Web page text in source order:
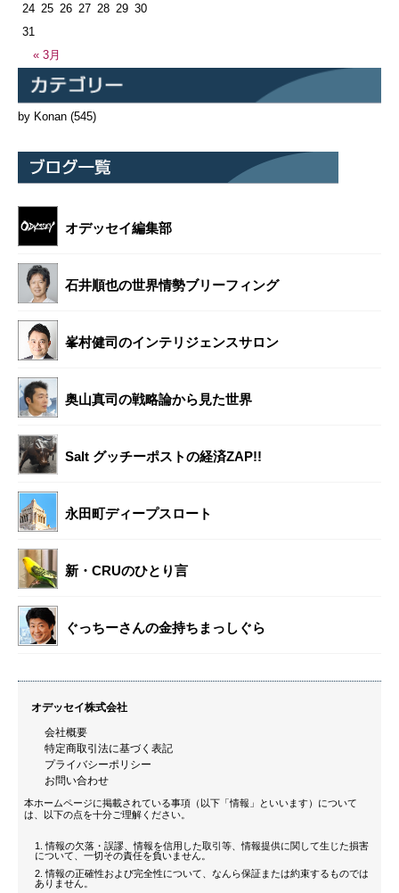
« 3月
24 25 26 27 28 29 30
31
by Konan (545)
オデッセイ編集部
石井順也の世界情勢ブリーフィング
峯村健司のインテリジェンスサロン
奥山真司の戦略論から見た世界
Salt グッチーポストの経済ZAP!!
永田町ディープスロート
新・CRUのひとり言
ぐっちーさんの金持ちまっしぐら
オデッセイ株式会社
会社概要
特定商取引法に基づく表記
プライバシーポリシー
お問い合わせ
本ホームページに掲載されている事項（以下「情報」といいます）について
は、以下の点を十分ご理解ください。
情報の欠落・誤謬、情報を信用した取引等、情報提供に関して生じた損害
について、一切その責任を負いません。
情報の正確性および完全性について、なんら保証または約束するものでは
ありません。